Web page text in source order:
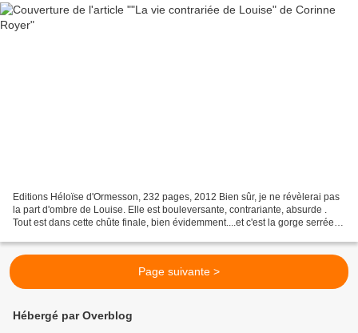
Editions Héloïse d'Ormesson, 232 pages, 2012 Bien sûr, je ne révèlerai pas
la part d'ombre de Louise. Elle est bouleversante, contrariante, absurde .
Tout est dans cette chûte finale, bien évidemment....et c'est la gorge serrée
Page suivante >
Hébergé par Overblog